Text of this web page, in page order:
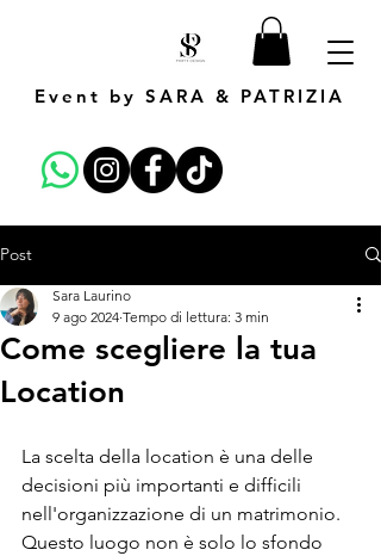
Event by SARA & PATRIZIA
Post
Come scegliere la tua
Location
Sara Laurino
9 ago 2024 Tempo di lettura: 3 min
La scelta della location è una delle
decisioni più importanti e difficili
nell'organizzazione di un matrimonio.
Questo luogo non è solo lo sfondo